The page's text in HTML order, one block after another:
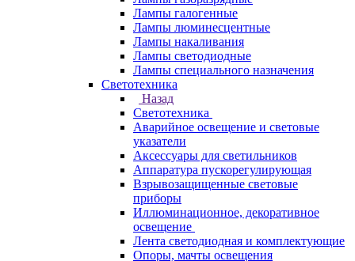
Лампы галогенные
Лампы люминесцентные
Лампы накаливания
Лампы светодиодные
Лампы специального назначения
Светотехника
Назад
Светотехника
Аварийное освещение и световые
указатели
Аксессуары для светильников
Аппаратура пускорегулирующая
Взрывозащищенные световые
приборы
Иллюминационное, декоративное
освещение
Лента светодиодная и комплектующие
Опоры, мачты освещения